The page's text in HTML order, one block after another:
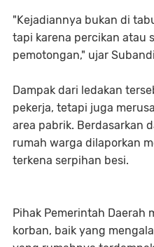
‎​"Kejadiannya bukan di
tapi karena percikan atau
pemotongan," ujar
‎​Dampak dari ledakan
pekerja, tetapi juga
area pabrik. Berdasarkan
rumah warga dilaporkan
terkena serpihan besi.
‎​Pihak Pemerintah Daerah
korban, baik yang